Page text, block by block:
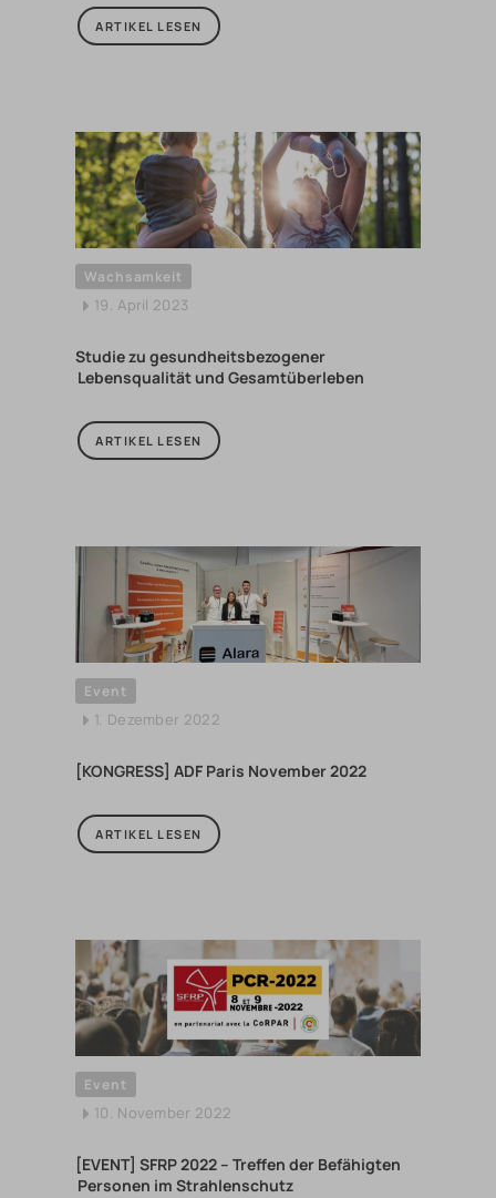
ARTIKEL LESEN
Wachsamkeit
19. April 2023
Studie zu gesundheitsbezogener
Lebensqualität und Gesamtüberleben
ARTIKEL LESEN
Event
1. Dezember 2022
[KONGRESS] ADF Paris November 2022
ARTIKEL LESEN
Event
10. November 2022
[EVENT] SFRP 2022 – Treffen der Befähigten
Personen im Strahlenschutz